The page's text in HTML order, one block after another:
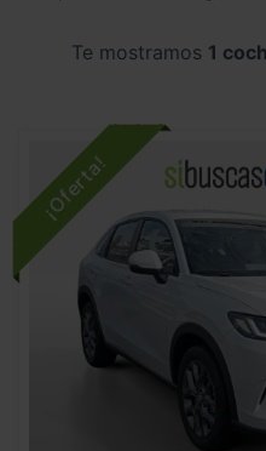
Te mostramos 1